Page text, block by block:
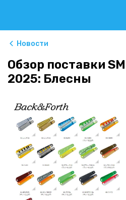
Новости
Обзор поставки
2025: Блесны